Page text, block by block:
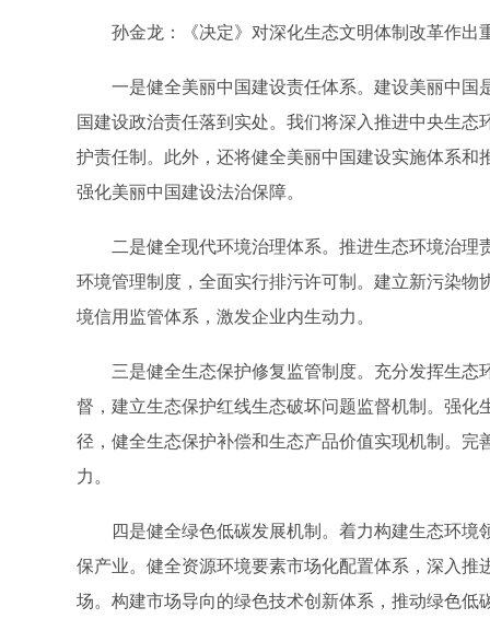
孙金龙：《决定》对深化生态文明体制改革作出
一是健全美丽中国建设责任体系。建设美丽中国
国建设政治责任落到实处。我们将深入推进中央生
护责任制。此外，还将健全美丽中国建设实施体系
强化美丽中国建设法治保障。
二是健全现代环境治理体系。推进生态环境治理
环境管理制度，全面实行排污许可制。建立新污染
境信用监管体系，激发企业内生动力。
三是健全生态保护修复监管制度。充分发挥生态
督，建立生态保护红线生态破坏问题监督机制。强
径，健全生态保护补偿和生态产品价值实现机制。
力。
四是健全绿色低碳发展机制。着力构建生态环境
保产业。健全资源环境要素市场化配置体系，深入
场。构建市场导向的绿色技术创新体系，推动绿色低